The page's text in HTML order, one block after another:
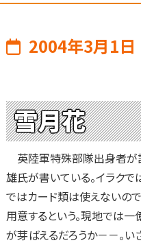
2004年3月1日
雪月花
英陸軍特殊部隊出身者が
雄氏が書いている。イラク
ではカード類は使えないの
用意するという。現地では
が芽ばえるだろうか－－。